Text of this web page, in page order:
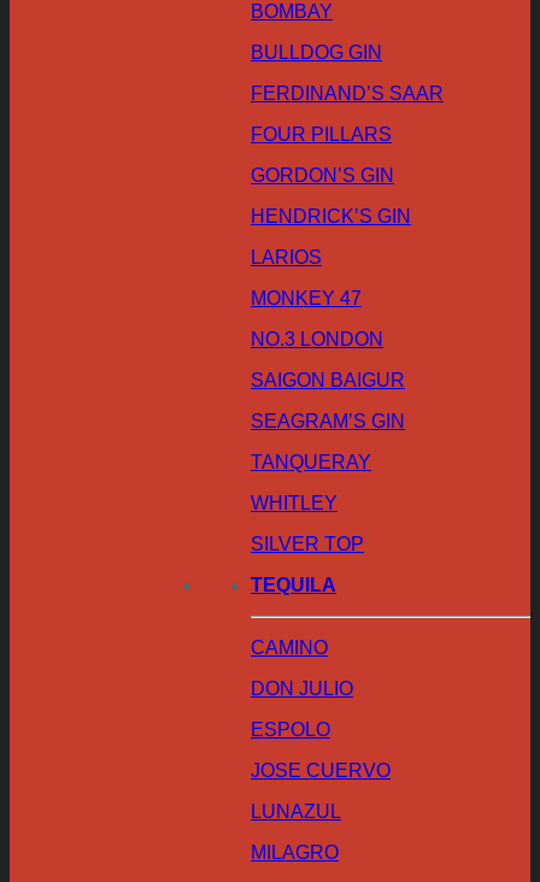
BOMBAY
BULLDOG GIN
FERDINAND’S SAAR
FOUR PILLARS
GORDON’S GIN
HENDRICK’S GIN
LARIOS
MONKEY 47
NO.3 LONDON
SAIGON BAIGUR
SEAGRAM’S GIN
TANQUERAY
WHITLEY
SILVER TOP
TEQUILA
CAMINO
DON JULIO
ESPOLO
JOSE CUERVO
LUNAZUL
MILAGRO